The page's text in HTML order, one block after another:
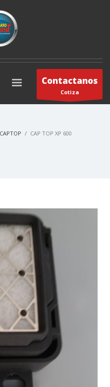
Contactanos
Cotiza
CAPTOP CAP TOP XP 600